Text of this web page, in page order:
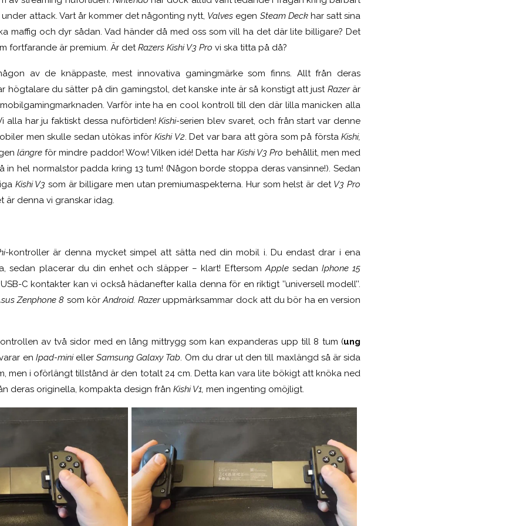
attack. Vart år kommer det någonting nytt, Valves egen Steam Deckhar satt sina
maffig och dyr sådan. Vad händer då med oss som vill ha det där lite billigare? Det
fortfarande är premium. Är detRazers Kishi V3 Pro vi ska titta på då?
av de knäppaste, mest innovativa gamingmärke som finns. Allt från deras
högtalare du sätter på din gamingstol, det kanske inte är så konstigt att just Razerär
Varför inte ha en cool kontroll till den där lilla manicken alla
alla har ju faktiskt dessa nuförtiden!Kishi-serien blev svaret, och från start var denne
men skulle sedan utökas införKishi V2. Det var bara att göra som på förstaKishi,
längreför mindre paddor! Wow! Vilken idé! Detta har Kishi V3 Pro behållit, men med
in hel normalstor padda kring 13 tum! (Någon borde stoppa deras vansinne!). Sedan
Kishi V3som är billigare men utan premiumaspekterna. Hur som helst är det V3 Pro
är denna vi granskar idag.
-kontroller är denna mycket simpel att sätta ned din mobil i. Du endast drar i ena
sedan placerar du din enhet och släpper – klart! Eftersom Apple sedan Iphone 15
C kontakter kan vi också hädanefter kalla denna för en riktigt ’’universell modell’’.
Zenphone 8 som körAndroid. Razeruppmärksammar dock att du bör ha en version
av två sidor med en lång mittrygg som kan expanderas upp till 8 tum (ung
en Ipad-miniellerSamsung Galaxy Tab. Om du drar ut den till maxlängd så är sida
men i oförlängt tillstånd är den totalt 24 cm. Detta kan vara lite bökigt att knöka ned
deras originella, kompakta design från Kishi V1, men ingenting omöjligt.